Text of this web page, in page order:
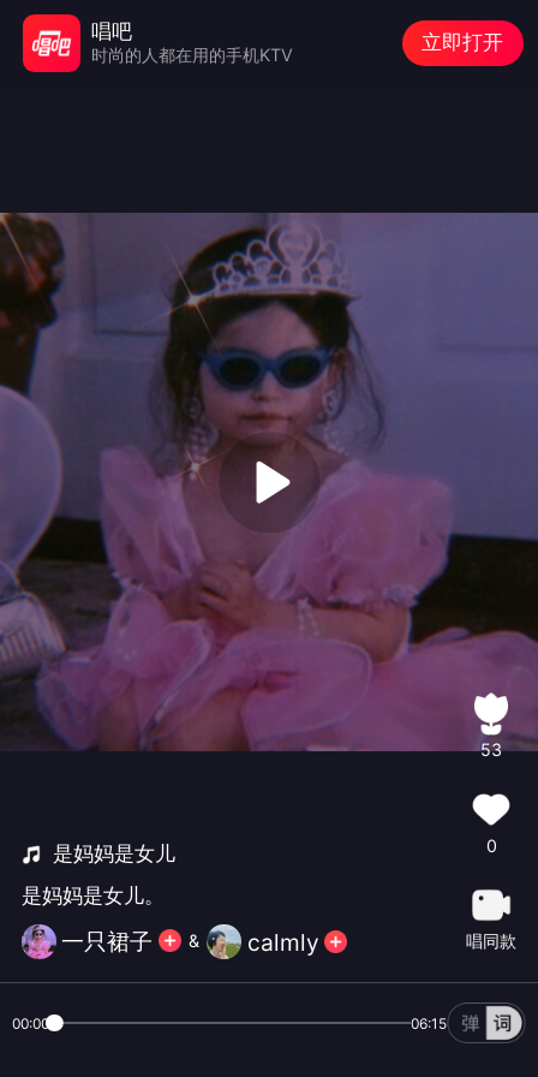
是妈妈是女儿
是妈妈是女儿。
一只裙子 & calmly
53
0
唱同款
00:00 06:15
唱吧
时尚的人都在用的手机KTV
立即打开